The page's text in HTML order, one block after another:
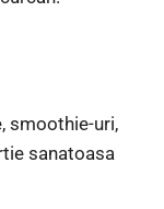
smoothie-uri,
sanatoasa